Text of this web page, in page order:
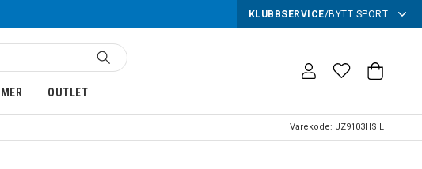
KLUBBSERVICE/BYTT SPORT
OUTLET
Varekode: JZ9103HSIL